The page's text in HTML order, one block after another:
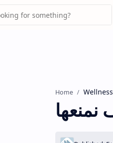
Home Wellness
نمنعها